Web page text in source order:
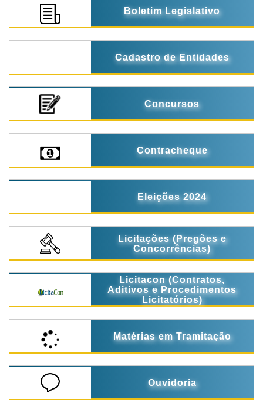
Boletim Legislativo
Cadastro de Entidades
Concursos
Contracheque
Eleições 2024
Licitações (Pregões e
Concorrências)
Licitacon (Contratos,
Aditivos e Procedimentos
Licitatórios)
Matérias em Tramitação
Ouvidoria